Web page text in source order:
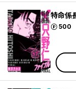
特命係
500
ポイント